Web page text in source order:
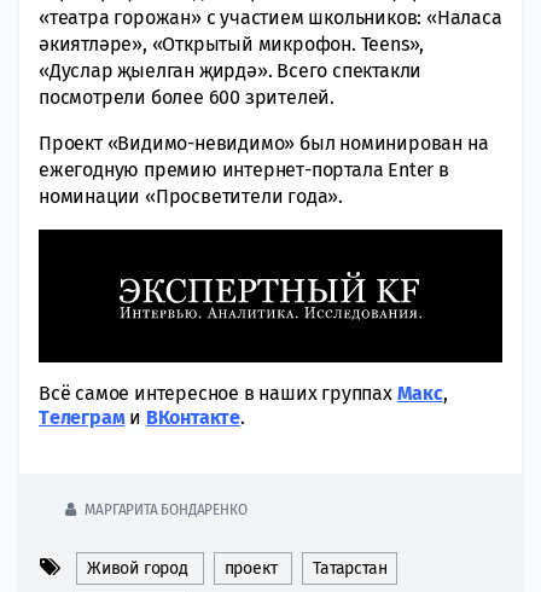
«театра горожан» с участием школьников: «Наласа
әкиятләре», «Открытый микрофон. Teens»,
«Дуслар җыелган җирдә». Всего спектакли
посмотрели более 600 зрителей.
Проект «Видимо-невидимо» был номинирован на
ежегодную премию интернет-портала Enter в
номинации «Просветители года».
Всё самое интересное в наших группах Макс,
Tелеграми ВКонтакте.
МАРГАРИТА БОНДАРЕНКО
Живой город проект Татарстан